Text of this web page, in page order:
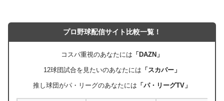
プロ野球配信サイト比較一覧！
コスパ重視のあなたには 「DAZN」
12球団試合を見たいのあなたには 「スカパー」
推し球団がパ・リーグのあなたには 「パ・リーグTV」